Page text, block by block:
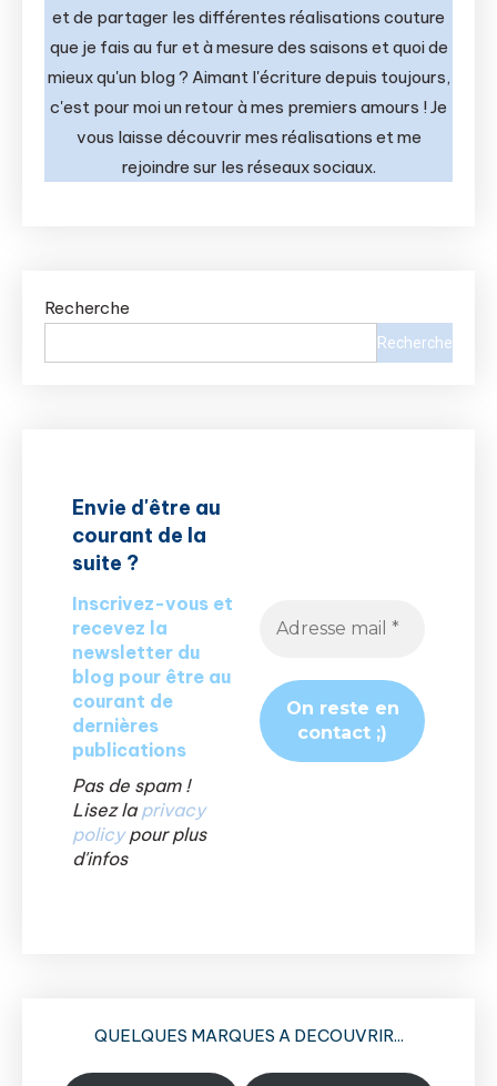
et de partager les différentes réalisations couture
que je fais au fur et à mesure des saisons et quoi de
mieux qu'un blog ? Aimant l'écriture depuis toujours,
c'est pour moi un retour à mes premiers amours ! Je
vous laisse découvrir mes réalisations et me
rejoindre sur les réseaux sociaux.
Recherche
Recherche
Envie d'être au
courant de la
suite ?
Inscrivez-vous et
recevez la
newsletter du
blog pour être au
courant de
dernières
publications
Pas de spam !
Lisez la privacy
policypour plus
d'infos
QUELQUES MARQUES A DECOUVRIR...